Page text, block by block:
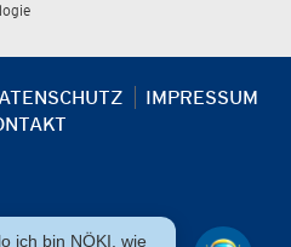
IMPRESSUM
ich bin NÖKI, wie